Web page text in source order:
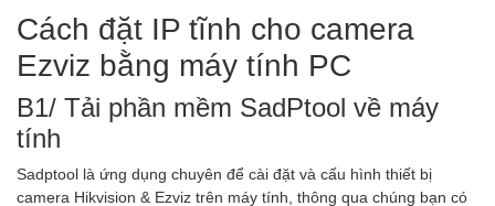
Cách đặt IP tĩnh cho camera
Ezviz bằng máy tính PC
B1/ Tải phần mềm SadPtool về máy
tính
Sadptool là ứng dụng chuyên để cài đặt và cấu hình thiết bị
camera Hikvision & Ezviz trên máy tính, thông qua chúng bạn có